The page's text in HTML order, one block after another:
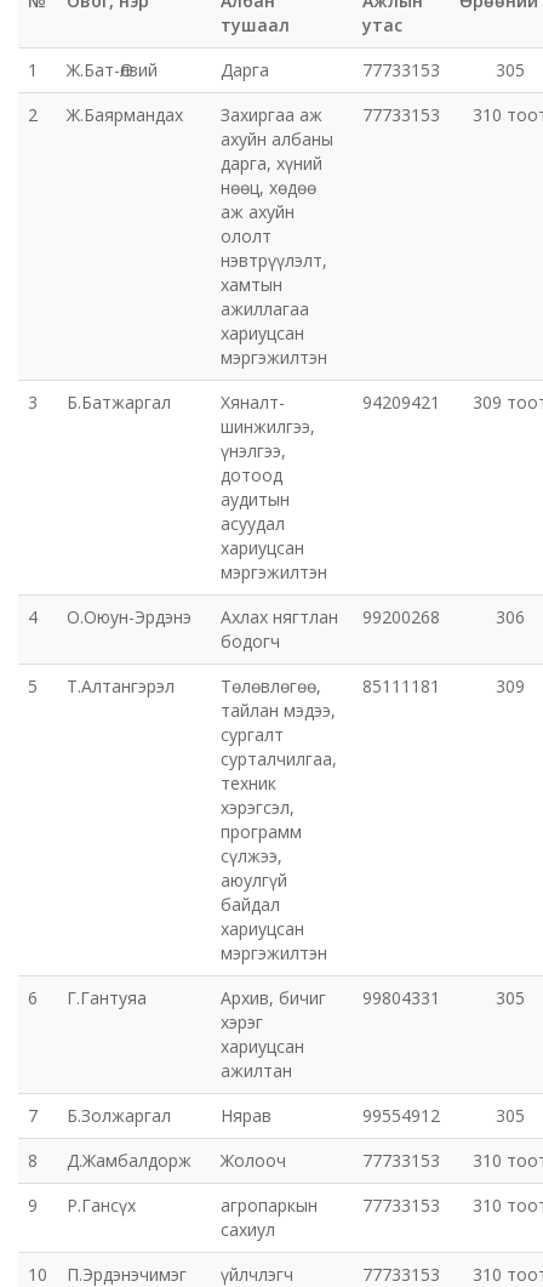
Эрүүл мэндийн газар
Авто тээврийн төв
Мал эмнэлгийн газар
Хүнс, хөдөө аж ахуйн газар
Баян-Өндөр сумын ЗДТГ
Жаргалант сумын ЗДТГ
Орхон аймгийн Иргэний хэргийн давж заалдах
Орхон аймгийн Эрүүгийн хэргийн давж заалдах
Орхон аймаг дахь Захиргааны хэргийн анхан
шатны шүүх
Орхон аймаг дахь Сум дундын эрүүгийн хэргийн
Хүүхэд залуучуудын театр
Цэцэрлэгжүүлэлт ногоон байгууламжийн газар
Эрдэнэтийн ДЦС ТӨХК
Сум дундын ойн анги
Нийтлэг үйлчилгээний алба
Хот байгуулалт, барилга захиалагчийн алба утүг
Сэлэнгэ голын сав газрын захиргаа
Орхон аймаг дахь Эрүүл мэндийн даатгалын хэлтэс
тушаал
утас
1 Ж.Бат-Өлзий Дарга 77733153
305
2
Ж.Баярмандах
Захиргаа аж
ахуйн албаны
дарга, хүний
нөөц, хөдөө
аж ахуйн
ололт
нэвтрүүлэлт,
хамтын
ажиллагаа
хариуцсан
мэргэжилтэн
77733153 310
3 Б.Батжаргал
Хяналт-
шинжилгээ,
үнэлгээ,
дотоод
аудитын
асуудал
хариуцсан
мэргэжилтэн
94209421 309
4 О.Оюун-Эрдэнэ
Ахлах нягтлан
бодогч
99200268 306
5 Т.Алтангэрэл
Төлөвлөгөө,
тайлан мэдээ,
сургалт
сурталчилгаа,
техник
хэрэгсэл,
программ
сүлжээ,
аюулгүй
байдал
хариуцсан
мэргэжилтэн
85111181 309
6 Г.Гантуяа
Архив, бичиг
хэрэг
хариуцсан
ажилтан
99804331 305
7 Б.Золжаргал Нярав 99554912
305
8
Д.Жамбалдорж Жолооч 77733153
310
9
Р.Гансүх
агропаркын
сахиул
77733153 310
10 П.Эрдэнэчимэг үйлчлэгч 77733153
310